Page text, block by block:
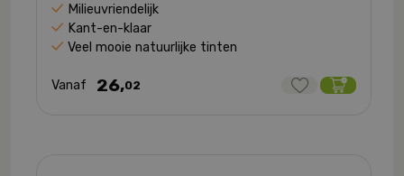
Milieuvriendelijk
Kant-en-klaar
Veel mooie natuurlijke tinten
Vanaf 26,02